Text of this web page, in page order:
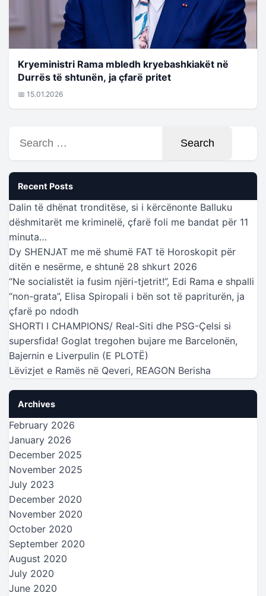
Kryeministri Rama mbledh kryebashkiakët në
Durrës të shtunën, ja çfarë pritet
📅 15.01.2026
for:
Recent Posts
Dalin të dhënat tronditëse, si i kërcënonte Balluku
dëshmitarët me kriminelë, çfarë foli me bandat për 11
minuta…
Dy SHENJAT me më shumë FAT të Horoskopit për
ditën e nesërme, e shtunë 28 shkurt 2026
“Ne socialistët ia fusim njëri-tjetrit!”, Edi Rama e shpalli
“non-grata”, Elisa Spiropali i bën sot të papriturën, ja
çfarë po ndodh
SHORTI I CHAMPIONS/ Real-Siti dhe PSG-Çelsi si
supersfida! Goglat tregohen bujare me Barcelonën,
Bajernin e Liverpulin (E PLOTË)
Lëvizjet e Ramës në Qeveri, REAGON Berisha
Archives
February 2026
January 2026
December 2025
November 2025
July 2023
December 2020
November 2020
October 2020
September 2020
August 2020
July 2020
June 2020